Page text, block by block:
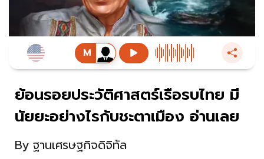
ย้อนรอยประวัติศาสตร์เรือรบไทย มี
นัยยะอย่างไรกับชะตาเมือง อ่านเลย
By ฐานเศรษฐกิจดิจิทัล